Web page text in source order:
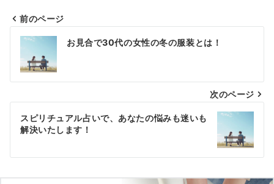
投
稿
ナ
ビ
ゲ
ー
シ
前のページ
お見合で30代の女性の冬の服装とは！
次のページ
スピリチュアル占いで、あなたの悩みも迷いも
解決いたします！